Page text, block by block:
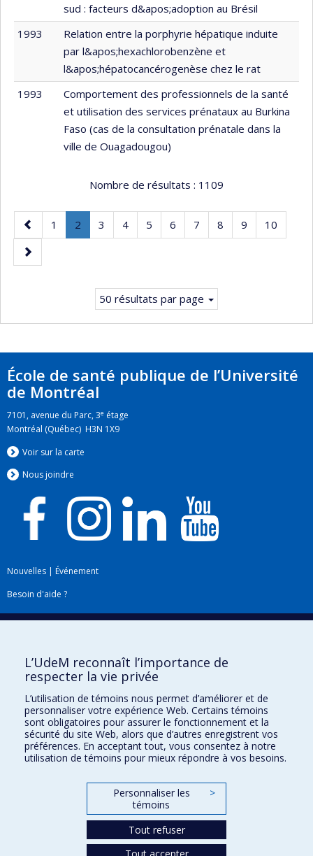
sud : facteurs d&apos;adoption au Brésil
1993
Relation entre la porphyrie hépatique induite
par l&apos;hexachlorobenzène et
l&apos;hépatocancérogenèse chez le rat
1993
Comportement des professionnels de la santé
et utilisation des services prénataux au Burkina
Faso (cas de la consultation prénatale dans la
ville de Ouagadougou)
Nombre de résultats : 1109
Page
précédente
Page
1 Page
2
Page
Page
3 Page
4 Page
5 Page
6 Page
7 Page
8 Page
9 Page
10
Page
suivante
50 résultats par page
École de santé publique de l’Université
de Montréal
7101, avenue du Parc, 3e étage
Montréal (Québec) H3N 1X9
Voir sur la carte
Nous joindre
Nouvelles | Événement
Besoin d'aide ?
Plan du site|Accessibilité
Téléchargez les logos de l'ESPUM
L’UdeM reconnaît l’importance de
respecter la vie privée
L’utilisation de témoins nous permet d’améliorer et de
personnaliser votre expérience Web. Certains témoins
sont obligatoires pour assurer le fonctionnement et la
sécurité du site Web, alors que d’autres enregistrent vos
préférences. En acceptant tout, vous consentez à notre
utilisation de témoins pour mieux répondre à vos besoins.
Personnaliser les
témoins
>
Tout refuser